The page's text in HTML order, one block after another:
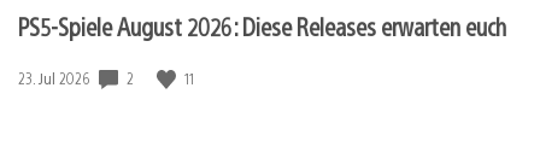
PS5-Spiele August 2026: Diese Releases erwarten euch
Veröffentlichungsdatum:
23. Jul 2026 2 11